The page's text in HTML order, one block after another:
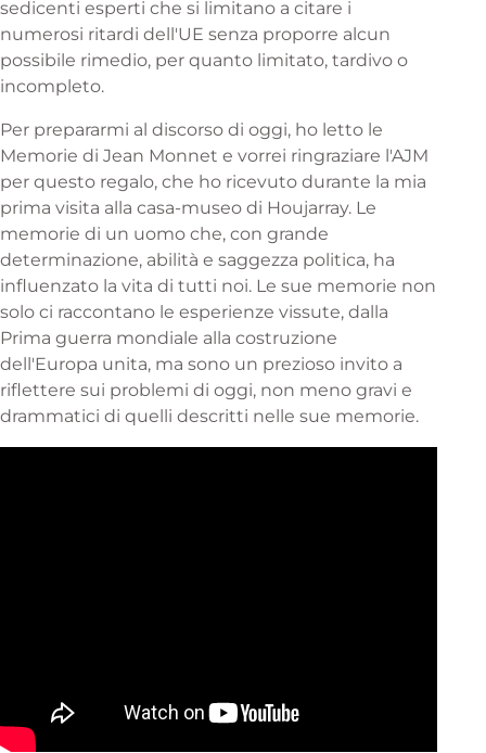
sedicenti esperti che si limitano a citare i
numerosi ritardi dell'UE senza proporre alcun
possibile rimedio, per quanto limitato, tardivo o
incompleto.
Per prepararmi al discorso di oggi, ho letto le
Memorie di Jean Monnet e vorrei ringraziare l'AJM
per questo regalo, che ho ricevuto durante la mia
prima visita alla casa-museo di Houjarray. Le
memorie di un uomo che, con grande
determinazione, abilità e saggezza politica, ha
influenzato la vita di tutti noi. Le sue memorie non
solo ci raccontano le esperienze vissute, dalla
Prima guerra mondiale alla costruzione
dell'Europa unita, ma sono un prezioso invito a
riflettere sui problemi di oggi, non meno gravi e
drammatici di quelli descritti nelle sue memorie.